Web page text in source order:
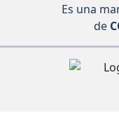
Es una
de